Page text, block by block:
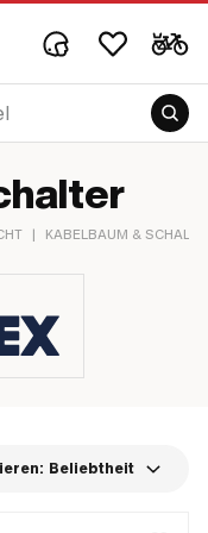
| KABELBAUM &
Beliebtheit